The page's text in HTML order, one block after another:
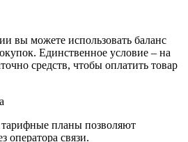
вы можете использовать баланс
Единственное условие – на
средств, чтобы оплатить товар
планы позволяют
оператора связи.